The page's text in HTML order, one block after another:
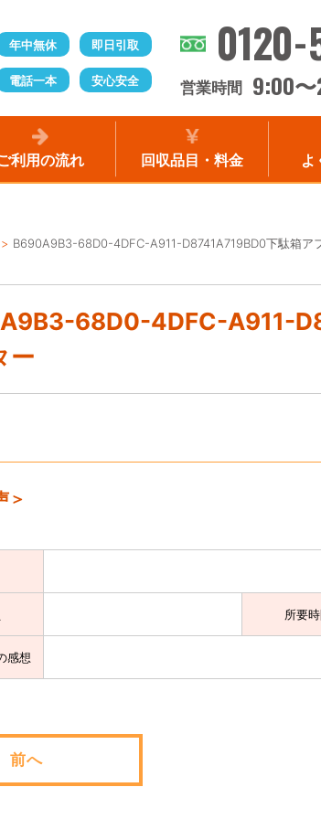
年中無休 即日引取
電話一本 安心安全 営業時間 9:00〜
利用の流れ 回収品目・料金 よ
B690A9B3-68D0-4DFC-A911-D8741A719BD0下駄箱ア
68D0-4DFC-A911-
ー
＞
所要
感想
前へ